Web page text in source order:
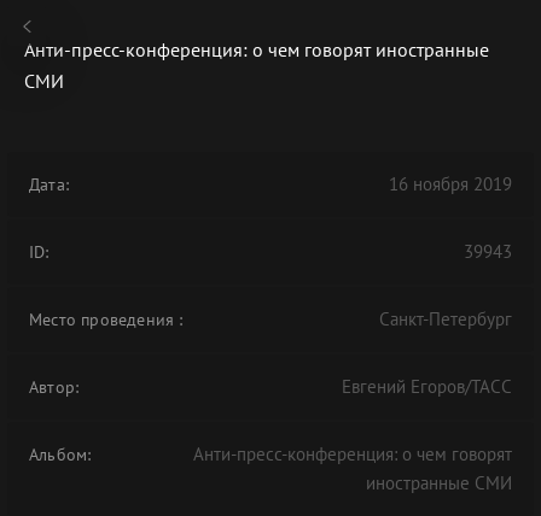
В АРХИВЕ
Анти-пресс-конференция: о чем говорят иностранные
СМИ
Дата: 16 ноября 2019
ID: 39943
Место проведения : Санкт-Петербург
Автор: Евгений Егоров/ТАСС
Альбом:
Анти-пресс-конференция: о чем говорят
иностранные СМИ